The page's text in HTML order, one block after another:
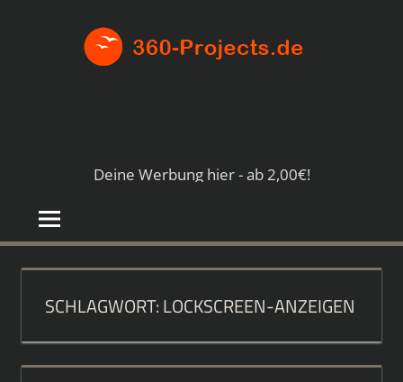
Deine Werbung hier - ab 2,00€!
SCHLAGWORT:LOCKSCREEN-ANZEIGEN